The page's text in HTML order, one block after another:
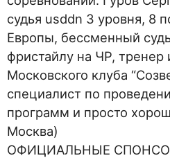
судья usddn 3 уровня, 8
Европы, бессменный
фристайлу на ЧР, тренер
Московского клуба
специалист по
программ и просто
Москва)
ОФИЦИАЛЬНЫЕ